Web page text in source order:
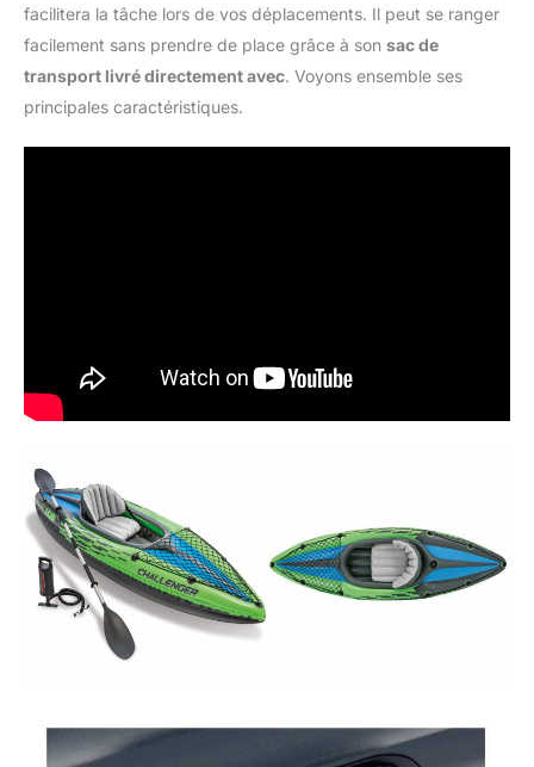
facilitera la tâche lors de vos déplacements. Il peut se ranger
facilement sans prendre de place grâce à son sac de
transport livré directement avec. Voyons ensemble ses
principales caractéristiques.